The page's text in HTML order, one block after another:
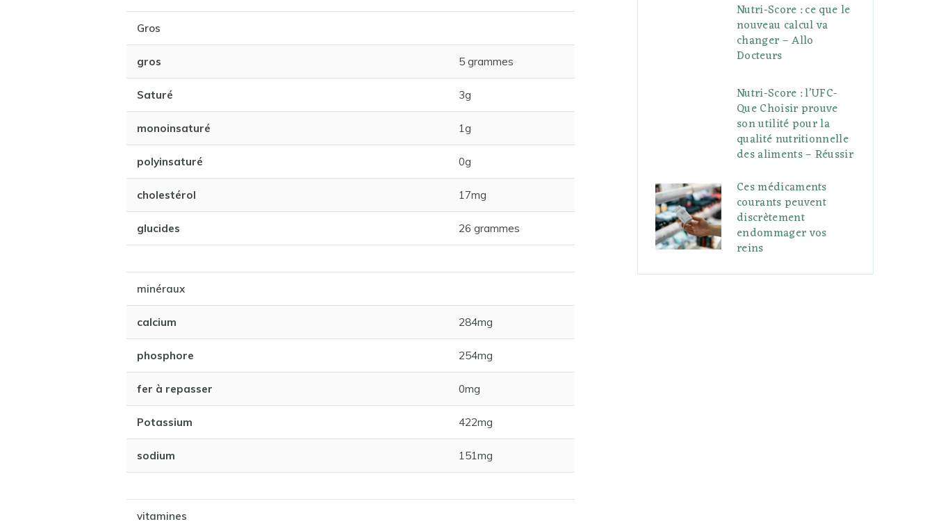
Gros
gros 5 grammes
Saturé 3g
monoinsaturé 1g
polyinsaturé 0g
cholestérol 17mg
glucides 26 grammes
minéraux
calcium 284mg
phosphore 254mg
fer à repasser 0mg
Potassium 422mg
sodium 151mg
vitamines
Nutri-Score : ce que le
nouveau calcul va
changer – Allo
Docteurs
Nutri-Score : l’UFC-
Que Choisir prouve
son utilité pour la
qualité nutritionnelle
des aliments – Réussir
Ces médicaments
courants peuvent
discrètement
endommager vos
reins